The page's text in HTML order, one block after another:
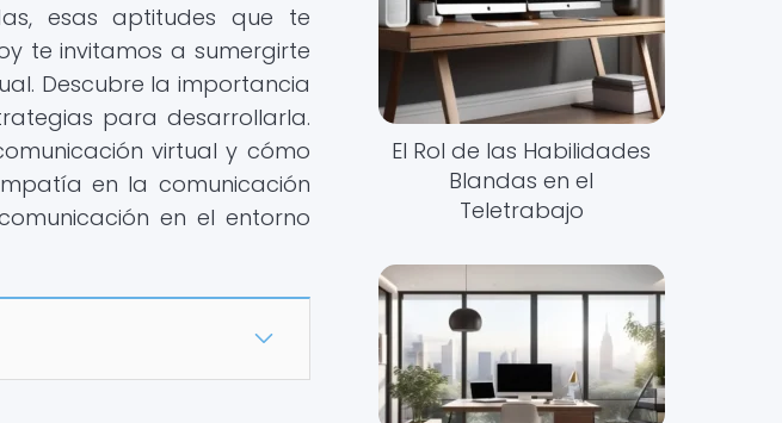
esas aptitudes que te
te invitamos a sumergirte
Descubre la importancia
para desarrollarla.
virtual y cómo
en la comunicación
en el entorno
El Rol de las Habilidades
Blandas en el
Teletrabajo